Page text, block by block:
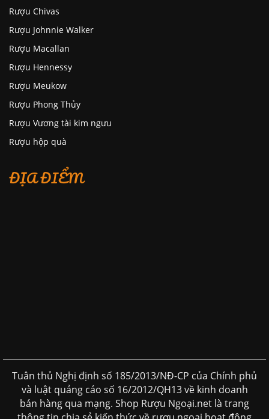
Rượu Chivas
Rượu Johnnie Walker
Rượu Macallan
Rượu Hennessy
Rượu Meukow
Rượu Phong Thủy
Rượu Vương tài kim ngưu
Rượu hộp quà
ĐỊA ĐIỂM
Tuân thủ Nghị định số 185/2013/NĐ-CP của Chính phủ
và luật quảng cáo số 16/2012/QH13 về kinh doanh
bán hàng qua mạng. Shop Rượu Ngoại.net là trang